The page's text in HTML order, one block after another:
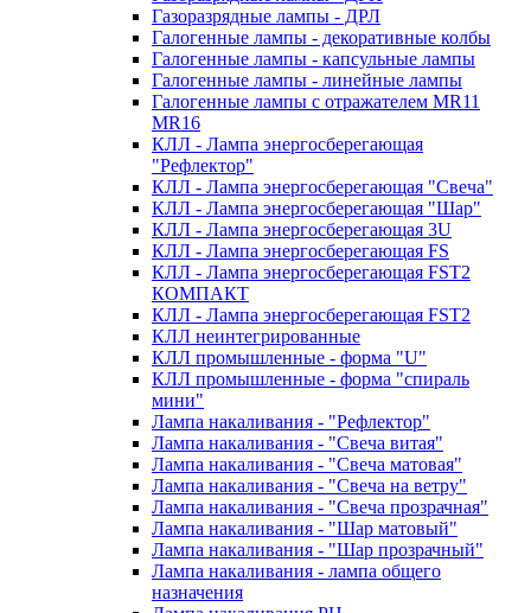
Газоразрядные лампы - ДРЛ
Галогенные лампы - декоративные колбы
Галогенные лампы - капсульные лампы
Галогенные лампы - линейные лампы
Галогенные лампы с отражателем MR11
MR16
КЛЛ - Лампа энергосберегающая
"Рефлектор"
КЛЛ - Лампа энергосберегающая "Свеча"
КЛЛ - Лампа энергосберегающая "Шар"
КЛЛ - Лампа энергосберегающая 3U
КЛЛ - Лампа энергосберегающая FS
КЛЛ - Лампа энергосберегающая FST2
КОМПАКТ
КЛЛ - Лампа энергосберегающая FSТ2
КЛЛ неинтегрированные
КЛЛ промышленные - форма "U"
КЛЛ промышленные - форма "спираль
мини"
Лампа накаливания - "Рефлектор"
Лампа накаливания - "Свеча витая"
Лампа накаливания - "Свеча матовая"
Лампа накаливания - "Свеча на ветру"
Лампа накаливания - "Свеча прозрачная"
Лампа накаливания - "Шар матовый"
Лампа накаливания - "Шар прозрачный"
Лампа накаливания - лампа общего
назначения